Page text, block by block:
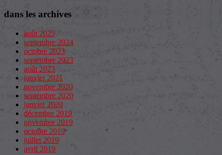
dans les archives
août 2025
septembre 2024
octobre 2023
septembre 2023
août 2023
janvier 2021
novembre 2020
septembre 2020
janvier 2020
décembre 2019
novembre 2019
octobre 2019
juillet 2019
avril 2019